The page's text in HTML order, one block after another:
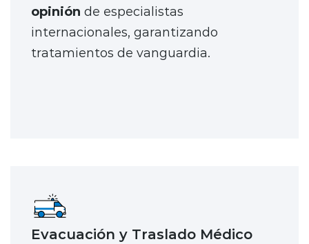
opinión de especialistas
internacionales, garantizando
tratamientos de vanguardia.
Evacuación y Traslado Médico